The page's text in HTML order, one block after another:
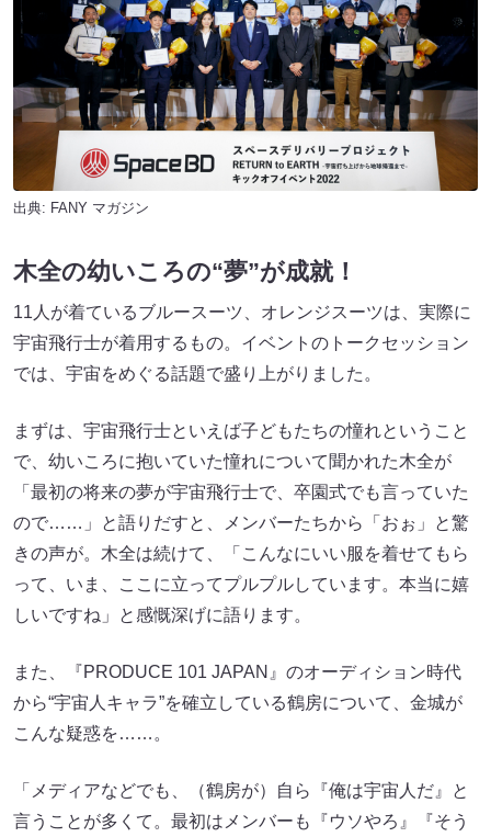
出典: FANY マガジン
木全の幼いころの“夢”が成就！
11人が着ているブルースーツ、オレンジスーツは、実際に
宇宙飛行士が着用するもの。イベントのトークセッション
では、宇宙をめぐる話題で盛り上がりました。
まずは、宇宙飛行士といえば子どもたちの憧れということ
で、幼いころに抱いていた憧れについて聞かれた木全が
「最初の将来の夢が宇宙飛行士で、卒園式でも言っていた
ので……」と語りだすと、メンバーたちから「おぉ」と驚
きの声が。木全は続けて、「こんなにいい服を着せてもら
って、いま、ここに立ってプルプルしています。本当に嬉
しいですね」と感慨深げに語ります。
また、『PRODUCE 101 JAPAN』のオーディション時代
から“宇宙人キャラ”を確立している鶴房について、金城が
こんな疑惑を……。
「メディアなどでも、（鶴房が）自ら『俺は宇宙人だ』と
言うことが多くて。最初はメンバーも『ウソやろ』『そう